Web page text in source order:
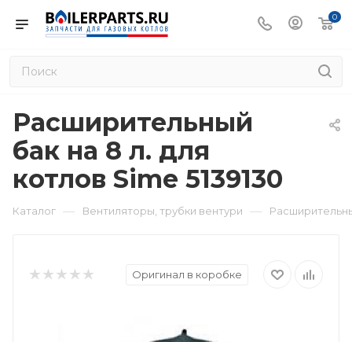
0
Расширительный
бак на 8 л. для
котлов Sime 5139130
Каталог — Вентиляторы, трубки вентури —
Оригинал в коробке